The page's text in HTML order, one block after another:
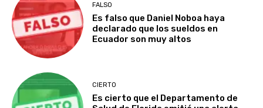
FALSO
Es falso que Daniel Noboa haya
declarado que los sueldos en
Ecuador son muy altos
CIERTO
Es cierto que el Departamento de